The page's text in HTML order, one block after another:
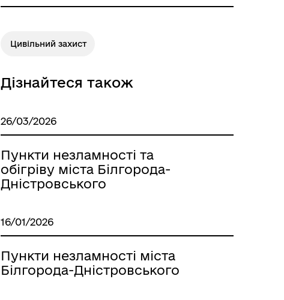
Цивільний захист
Дізнайтеся також
26/03/2026
Пункти незламності та
обігріву міста Білгорода-
Дністровського
16/01/2026
Пункти незламності міста
Білгорода-Дністровського